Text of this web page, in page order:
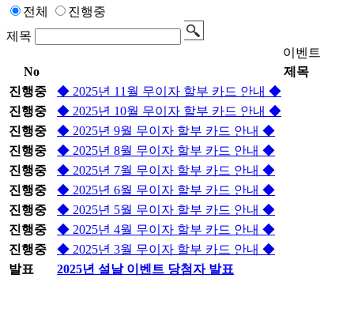
전체
진행중
제목
이벤트
No
제목
진행중
◆ 2025년 11월 무이자 할부 카드 안내 ◆
진행중
◆ 2025년 10월 무이자 할부 카드 안내 ◆
진행중
◆ 2025년 9월 무이자 할부 카드 안내 ◆
진행중
◆ 2025년 8월 무이자 할부 카드 안내 ◆
진행중
◆ 2025년 7월 무이자 할부 카드 안내 ◆
진행중
◆ 2025년 6월 무이자 할부 카드 안내 ◆
진행중
◆ 2025년 5월 무이자 할부 카드 안내 ◆
진행중
◆ 2025년 4월 무이자 할부 카드 안내 ◆
진행중
◆ 2025년 3월 무이자 할부 카드 안내 ◆
발표
2025년 설날 이벤트 당첨자 발표